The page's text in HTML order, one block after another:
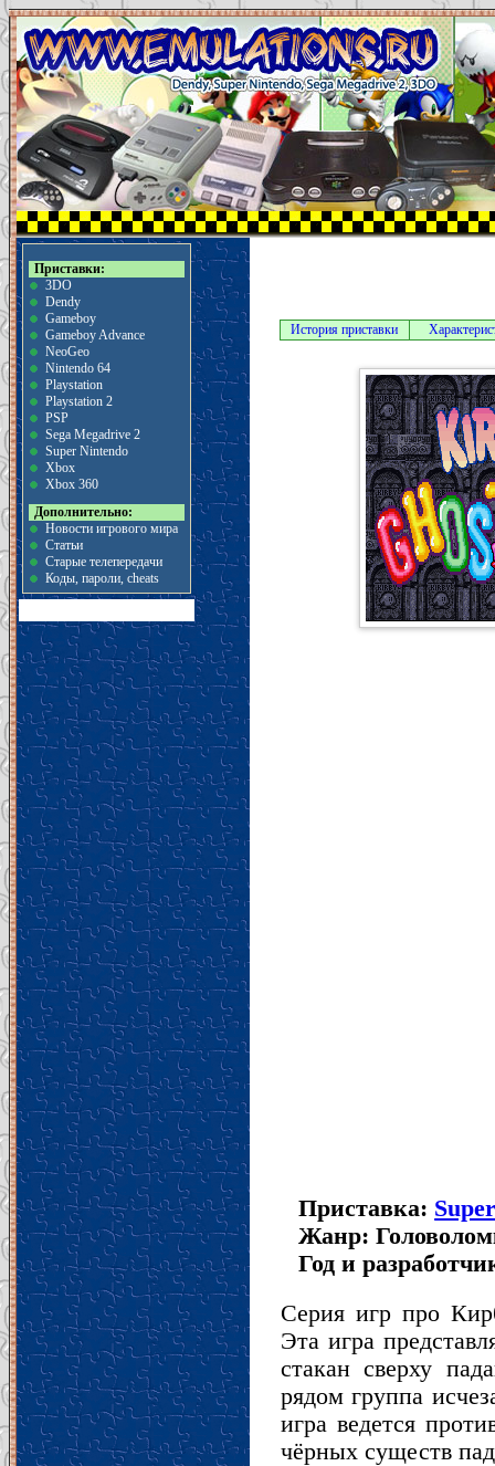
Приставки:
3DO
Dendy
Gameboy
Gameboy Advance
NeoGeo
Nintendo 64
Playstation
Playstation 2
PSP
Sega Megadrive 2
Super Nintendo
Xbox
Xbox 360
Дополнительно:
Новости игрового мира
Статьи
Старые телепередачи
Коды, пароли, cheats
История приставки
Приставка:
Жанр:
Год и
Серия игр про
Эта игра
стакан сверху
рядом группа
игра ведется
чёрных существ